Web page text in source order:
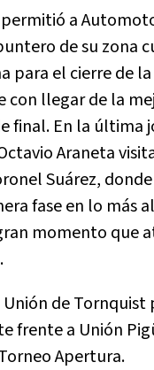
a
de su zona
para el cierre de
con llegar de la
final. En la última
Araneta
Suárez,
fase en lo más
momento que
de Tornquist
frente a Unión
Apertura.